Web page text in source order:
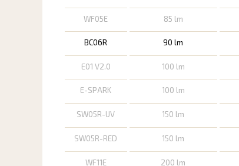
WF05E
85 lm
BC06R 90 lm
E01 V2.0
100 lm
E-SPARK 100 lm
SW05R-UV
150 lm
SW05R-RED
150 lm
WF11E
200 lm